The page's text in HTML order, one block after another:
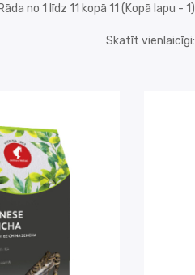
Rāda no 1 līdz 11 kopā 11 (Kopā lapu - 1)
Skatīt vienlaicīgi: